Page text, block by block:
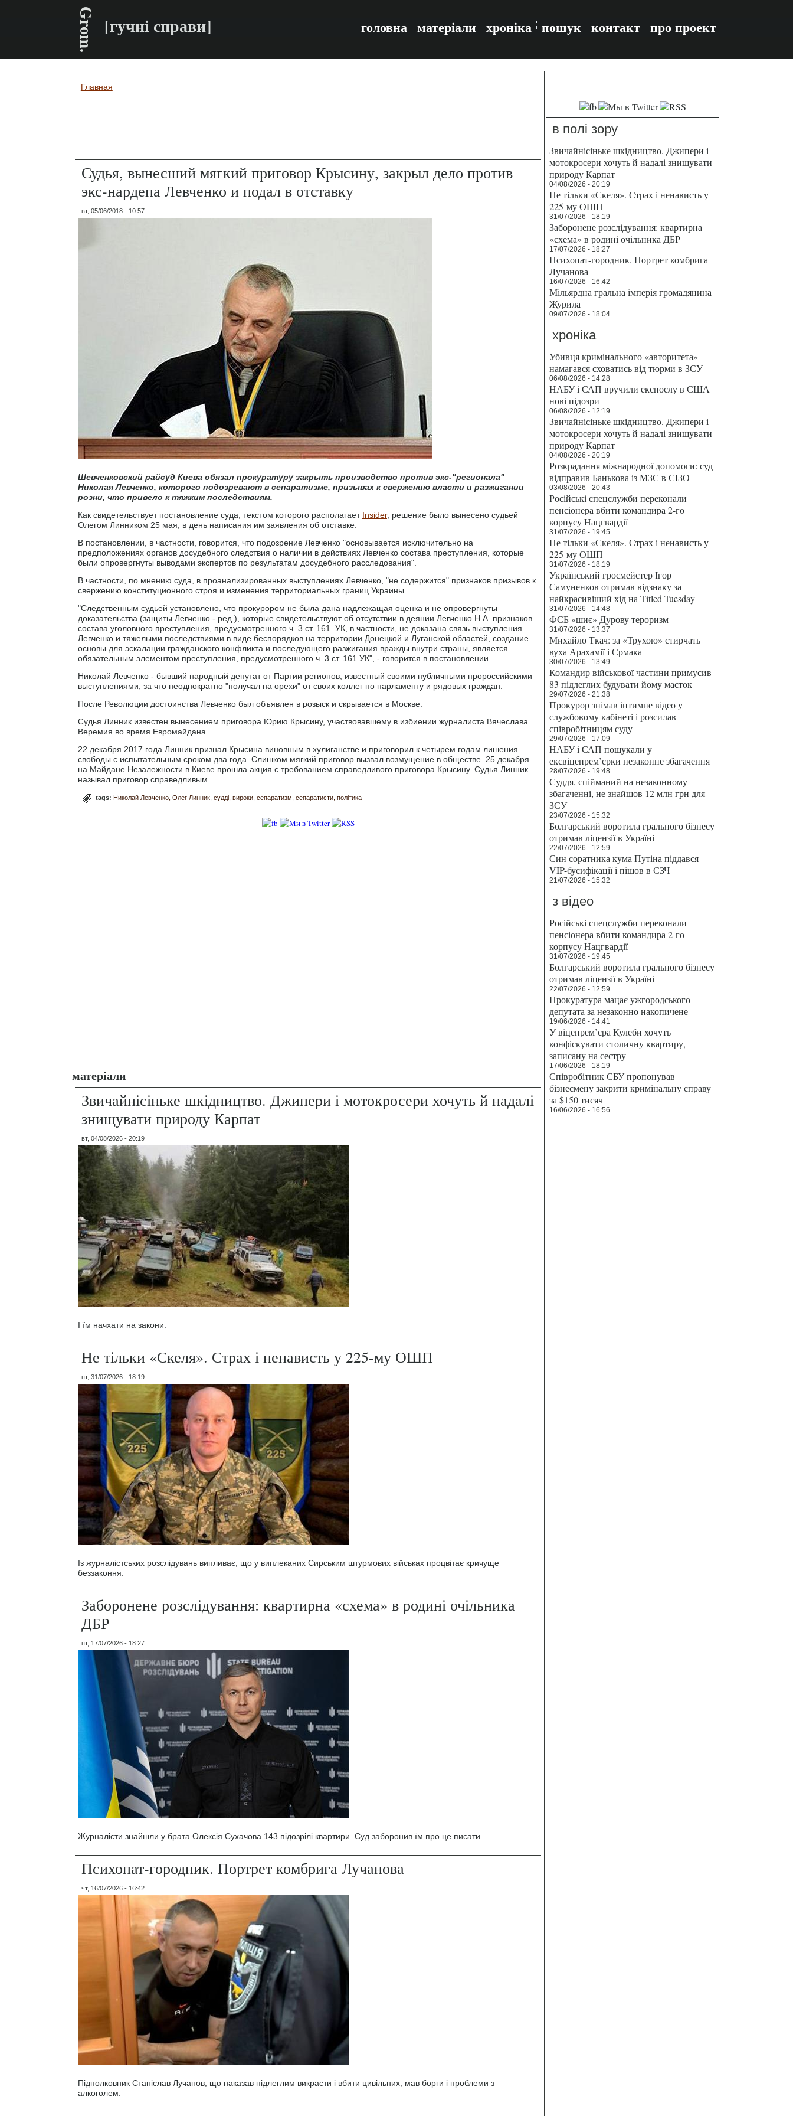
Grom. [гучні справи] головна матеріали хроніка пошук контакт про проект
Вы здесь
Главная
Судья, вынесший мягкий приговор Крысину, закрыл дело против
экс-нардепа Левченко и подал в отставку
вт, 05/06/2018 - 10:57
Шевченковский райсуд Киева обязал прокуратуру закрыть производство против экс-"регионала"
Николая Левченко, которого подозревают в сепаратизме, призывах к свержению власти и разжигании
розни, что привело к тяжким последствиям.
Как свидетельствует постановление суда, текстом которого располагает Insider, решение было вынесено судьей
Олегом Линником 25 мая, в день написания им заявления об отставке.
В постановлении, в частности, говорится, что подозрение Левченко "основывается исключительно на
предположениях органов досудебного следствия о наличии в действиях Левченко состава преступления, которые
были опровергнуты выводами экспертов по результатам досудебного расследования".
В частности, по мнению суда, в проанализированных выступлениях Левченко, "не содержится" признаков призывов к
свержению конституционного строя и изменения территориальных границ Украины.
"Следственным судьей установлено, что прокурором не была дана надлежащая оценка и не опровергнуты
доказательства (защиты Левченко - ред.), которые свидетельствуют об отсутствии в деянии Левченко Н.А. признаков
состава уголовного преступления, предусмотренного ч. 3 ст. 161. УК, в частности, не доказана связь выступления
Левченко и тяжелыми последствиями в виде беспорядков на территории Донецкой и Луганской областей, создание
основы для эскалации гражданского конфликта и последующего разжигания вражды внутри страны, является
обязательным элементом преступления, предусмотренного ч. 3 ст. 161 УК", - говорится в постановлении.
Николай Левченко - бывший народный депутат от Партии регионов, известный своими публичными пророссийскими
выступлениями, за что неоднократно "получал на орехи" от своих коллег по парламенту и рядовых граждан.
После Революции достоинства Левченко был объявлен в розыск и скрывается в Москве.
Судья Линник известен вынесением приговора Юрию Крысину, участвовавшему в избиении журналиста Вячеслава
Веремия во время Евромайдана.
22 декабря 2017 года Линник признал Крысина виновным в хулиганстве и приговорил к четырем годам лишения
свободы с испытательным сроком два года. Слишком мягкий приговор вызвал возмущение в обществе. 25 декабря
на Майдане Незалежности в Киеве прошла акция с требованием справедливого приговора Крысину. Судья Линник
называл приговор справедливым.
tags: Николай Левченко Олег Линник судді вироки сепаратизм сепаратисти політика
матеріали
Звичайнісіньке шкідництво. Джипери і мотокросери хочуть й надалі
знищувати природу Карпат
вт, 04/08/2026 - 20:19
І їм начхати на закони.
Не тільки «Скеля». Страх і ненависть у 225-му ОШП
пт, 31/07/2026 - 18:19
Із журналістських розслідувань випливає, що у виплеканих Сирським штурмових військах процвітає кричуще
беззаконня.
Заборонене розслідування: квартирна «схема» в родині очільника
ДБР
пт, 17/07/2026 - 18:27
Журналісти знайшли у брата Олексія Сухачова 143 підозрілі квартири. Суд заборонив їм про це писати.
Психопат-городник. Портрет комбрига Лучанова
чт, 16/07/2026 - 16:42
Підполковник Станіслав Лучанов, що наказав підлеглим викрасти і вбити цивільних, мав борги і проблеми з
алкоголем.
в полі зору
Звичайнісіньке шкідництво. Джипери і
мотокросери хочуть й надалі знищувати
природу Карпат
04/08/2026 - 20:19
Не тільки «Скеля». Страх і ненависть у
225-му ОШП
31/07/2026 - 18:19
Заборонене розслідування: квартирна
«схема» в родині очільника ДБР
17/07/2026 - 18:27
Психопат-городник. Портрет комбрига
Лучанова
16/07/2026 - 16:42
Мільярдна гральна імперія громадянина
Журила
09/07/2026 - 18:04
хроніка
Убивця кримінального «авторитета»
намагався сховатись від тюрми в ЗСУ
06/08/2026 - 14:28
НАБУ і САП вручили експослу в США
нові підозри
06/08/2026 - 12:19
Звичайнісіньке шкідництво. Джипери і
мотокросери хочуть й надалі знищувати
природу Карпат
04/08/2026 - 20:19
Розкрадання міжнародної допомоги: суд
відправив Банькова із МЗС в СІЗО
03/08/2026 - 20:43
Російські спецслужби переконали
пенсіонера вбити командира 2-го
корпусу Нацгвардії
31/07/2026 - 19:45
Не тільки «Скеля». Страх і ненависть у
225-му ОШП
31/07/2026 - 18:19
Український гросмейстер Ігор
Самуненков отримав відзнаку за
найкрасивіший хід на Titled Tuesday
31/07/2026 - 14:48
ФСБ «шиє» Дурову тероризм
31/07/2026 - 13:37
Михайло Ткач: за «Трухою» стирчать
вуха Арахамії і Єрмака
30/07/2026 - 13:49
Командир військової частини примусив
83 підлеглих будувати йому маєток
29/07/2026 - 21:38
Прокурор знімав інтимне відео у
службовому кабінеті і розсилав
співробітницям суду
29/07/2026 - 17:09
НАБУ і САП пошукали у
ексвіцепрем’єрки незаконне збагачення
28/07/2026 - 19:48
Суддя, спійманий на незаконному
збагаченні, не знайшов 12 млн грн для
ЗСУ
23/07/2026 - 15:32
Болгарський воротила грального бізнесу
отримав ліцензії в Україні
22/07/2026 - 12:59
Син соратника кума Путіна піддався
VIP-бусифікації і пішов в СЗЧ
21/07/2026 - 15:32
з відео
Російські спецслужби переконали
пенсіонера вбити командира 2-го
корпусу Нацгвардії
31/07/2026 - 19:45
Болгарський воротила грального бізнесу
отримав ліцензії в Україні
22/07/2026 - 12:59
Прокуратура мацає ужгородського
депутата за незаконно накопичене
19/06/2026 - 14:41
У віцепрем’єра Кулеби хочуть
конфіскувати столичну квартиру,
записану на сестру
17/06/2026 - 18:19
Співробітник СБУ пропонував
бізнесмену закрити кримінальну справу
за $150 тисяч
16/06/2026 - 16:56